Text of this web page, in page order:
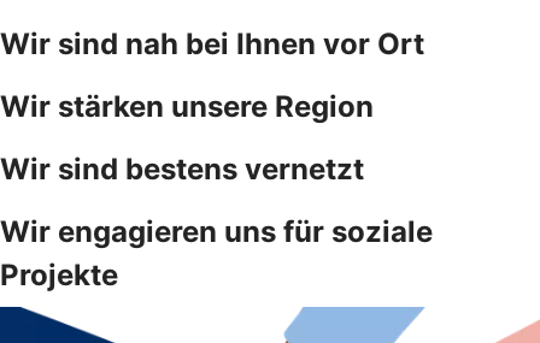
Wir sind nah bei Ihnen vor Ort
Wir stärken unsere Region
Wir sind bestens vernetzt
Wir engagieren uns für soziale
Projekte